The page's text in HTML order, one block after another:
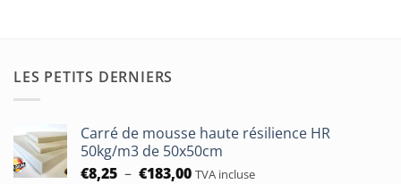
LES PETITS DERNIERS
Carré de mousse haute résilience HR
50kg/m3 de 50x50cm
€8,25 – €183,00Plage
TVA incluse